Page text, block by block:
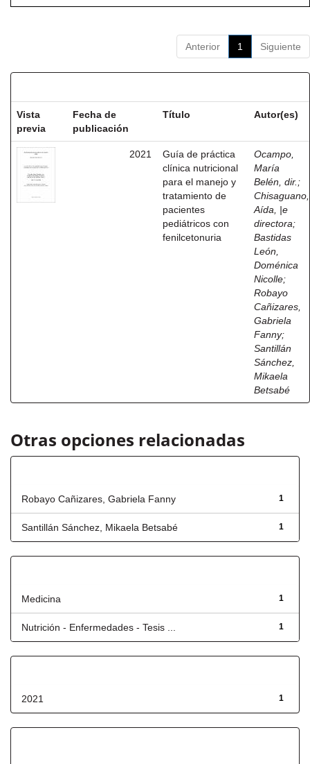
Anterior 1 Siguiente
Vista
previa
Fecha de
publicación
Título Autor(es)
2021
Guía de práctica
clínica nutricional
para el manejo y
tratamiento de
pacientes
pediátricos con
fenilcetonuria
Ocampo,
María
Belén, dir. ;
Chisaguano,
Aída, |e
directora;
Bastidas
León,
Doménica
Nicolle;
Robayo
Cañizares,
Gabriela
Fanny;
Santillán
Sánchez,
Mikaela
Betsabé
Otras opciones relacionadas
1
Robayo Cañizares, Gabriela Fanny
1
Santillán Sánchez, Mikaela Betsabé
1
Medicina
1
Nutrición - Enfermedades - Tesis ...
1
2021